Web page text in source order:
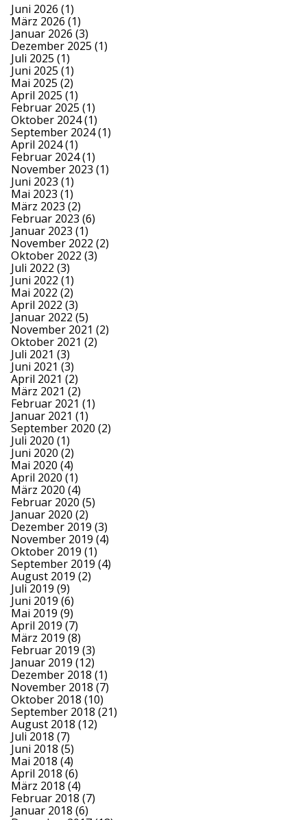
Juni 2026 (1)
März 2026 (1)
Januar 2026 (3)
Dezember 2025 (1)
Juli 2025 (1)
Juni 2025 (1)
Mai 2025 (2)
April 2025 (1)
Februar 2025 (1)
Oktober 2024(1)
September 2024(1)
April 2024(1)
Februar 2024(1)
November 2023 (1)
Juni 2023 (1)
Mai 2023 (1)
März 2023 (2)
Februar 2023 (6)
Januar 2023 (1)
November 2022 (2)
Oktober 2022 (3)
Juli 2022 (3)
Juni 2022 (1)
Mai 2022 (2)
April 2022 (3)
Januar 2022 (5)
November 2021 (2)
Oktober 2021 (2)
Juli 2021 (3)
Juni 2021 (3)
April 2021 (2)
März 2021 (2)
Februar 2021 (1)
Januar 2021 (1)
September 2020 (2)
Juli 2020 (1)
Juni 2020 (2)
Mai 2020 (4)
April 2020 (1)
März 2020 (4)
Februar 2020 (5)
Januar 2020 (2)
Dezember 2019 (3)
November 2019 (4)
Oktober 2019 (1)
September 2019 (4)
August 2019 (2)
Juli 2019 (9)
Juni 2019 (6)
Mai 2019 (9)
April 2019 (7)
März 2019 (8)
Februar 2019 (3)
Januar 2019 (12)
Dezember 2018 (1)
November 2018 (7)
Oktober 2018 (10)
September 2018 (21)
August 2018 (12)
Juli 2018 (7)
Juni 2018 (5)
Mai 2018 (4)
April 2018 (6)
März 2018 (4)
Februar 2018 (7)
Januar 2018 (6)